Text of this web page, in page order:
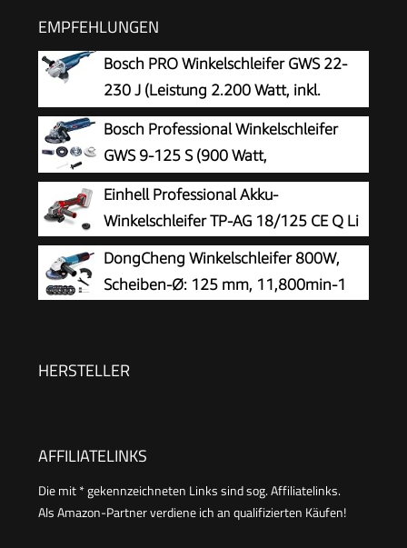
EMPFEHLUNGEN
Bosch PRO Winkelschleifer GWS 22-
230 J (Leistung 2.200 Watt, inkl.
Zweilochschlüssel, Aufnahmeflansch,
Spannmutter, Abdeckschutz, Zusatzhandgriff)
Bosch Professional Winkelschleifer
GWS 9-125 S (900 Watt,
Leerlaufdrehzahl: 2800 – 11000 min-
1, im Karton), Solo
Einhell Professional Akku-
Winkelschleifer TP-AG 18/125 CE Q Li
DongCheng Winkelschleifer 800W,
Scheiben-Ø: 125 mm, 11,800min-1
HERSTELLER
AFFILIATELINKS
Die mit * gekennzeichneten Links sind sog. Affiliatelinks.
Als Amazon-Partner verdiene ich an qualifizierten Käufen!